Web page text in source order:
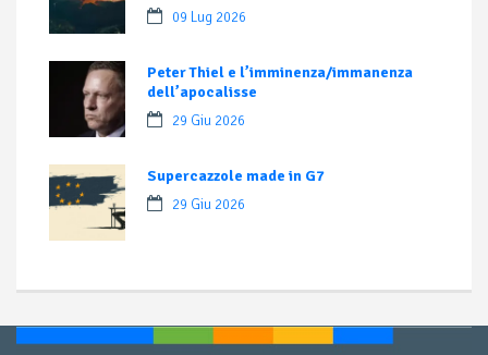
09 Lug 2026
Peter Thiel e l’imminenza/immanenza
dell’apocalisse
29 Giu 2026
Supercazzole made in G7
29 Giu 2026